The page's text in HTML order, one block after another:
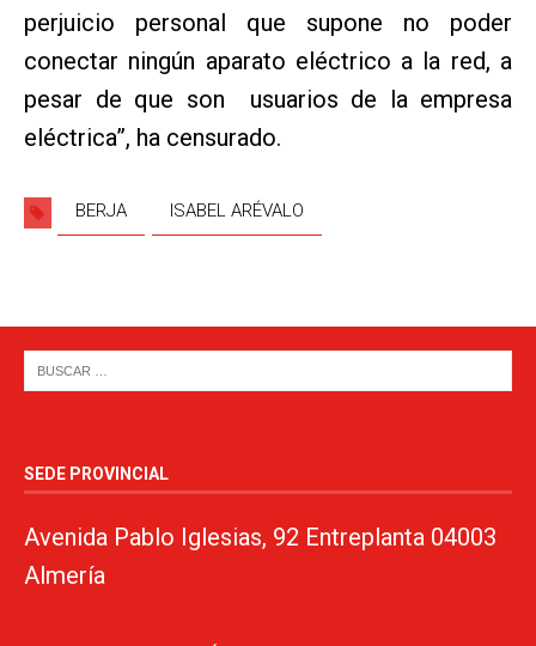
perjuicio personal que supone no poder
conectar ningún aparato eléctrico a la red, a
pesar de que son usuarios de la empresa
eléctrica”, ha censurado.
BERJA ISABEL ARÉVALO
SEDE PROVINCIAL
Avenida Pablo Iglesias, 92 Entreplanta 04003
Almería